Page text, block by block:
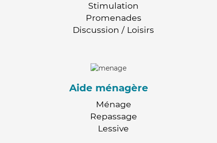
Stimulation
Promenades
Discussion / Loisirs
Aide ménagère
Ménage
Repassage
Lessive